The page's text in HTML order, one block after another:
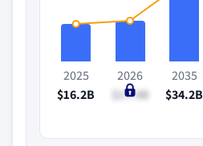
2025
$16.2B
2026
$17.4B
2035
$34.2B